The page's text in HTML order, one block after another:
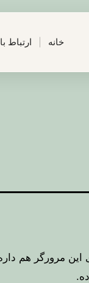
خانه ارتباط
این مرورگر هم